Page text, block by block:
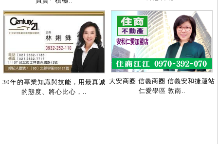
30年的專業知識與技能，用最真誠
的態度、將心比心，..
大安商圈 信義商圈 信義安和捷運站
仁愛學區 敦南..